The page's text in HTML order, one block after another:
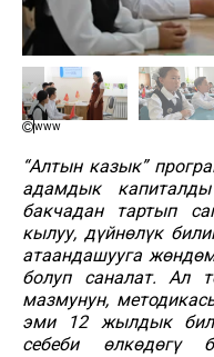
www
“Алтын казык”
адамдык
бакчадан тартып
кылуу, дүйнөлүк
атаандашууга
болуп саналат. Ал
мазмунун,
эми 12 жылдык
себеби өлкөдөгү